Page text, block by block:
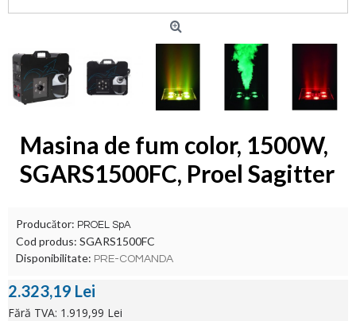
Masina de fum color, 1500W,
SGARS1500FC, Proel Sagitter
Producător: PROEL SpA
Cod produs: SGARS1500FC
Disponibilitate: PRE-COMANDA
2.323,19 Lei
Fără TVA: 1.919,99 Lei